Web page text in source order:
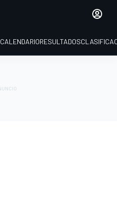
CALENDARIORESULTADOS